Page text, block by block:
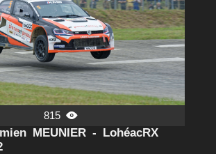
815 
MEUNIER - LohéacRX